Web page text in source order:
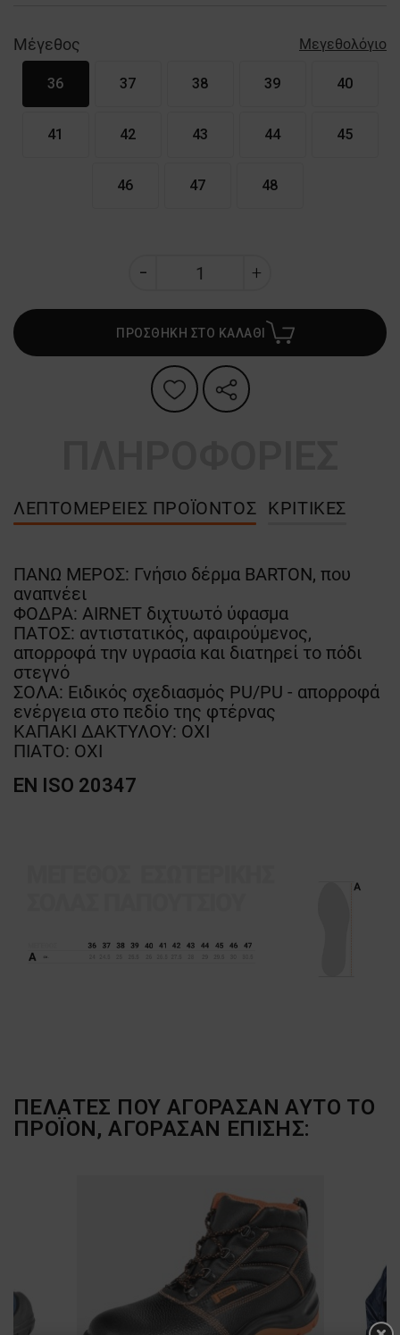
Μέγεθος Μεγεθολόγιο
36 37 38 39 40
41 42 43 44 45
46 47 48
ΠΡΟΣΘΗΚΗ ΣΤΟ ΚΑΛΑΘΙ
ΛΕΠΤΟΜΈΡΕΙΕΣ ΠΡΟΪΌΝΤΟΣ ΚΡΙΤΙΚΈΣ
ΠΑΝΩ ΜΕΡΟΣ: Γνήσιο δέρμα BARTON, που
αναπνέει
ΦΟΔΡΑ: AIRNET διχτυωτό ύφασμα
ΠΑΤΟΣ: αντιστατικός, αφαιρούμενος,
απορροφά την υγρασία και διατηρεί το πόδι
στεγνό
ΣΟΛΑ: Ειδικός σχεδιασμός PU/PU - απορροφά
ενέργεια στο πεδίο της φτέρνας
ΚΑΠΑΚΙ ΔΑΚΤΥΛΟΥ: ΟΧΙ
ΠΙΑΤΟ: ΟΧΙ
EN ISO 20347
ΠΕΛΆΤΕΣ ΠΟΥ ΑΓΌΡΑΣΑΝ ΑΥΤΌ ΤΟ
ΠΡΟΪΌΝ, ΑΓΌΡΑΣΑΝ ΕΠΊΣΗΣ: